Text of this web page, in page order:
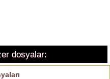
dosyalar: